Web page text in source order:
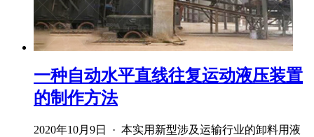
一种自动水平直线往复运动液压装置
的制作方法
2020年10月9日 · 本实用新型涉及运输行业的卸料用液